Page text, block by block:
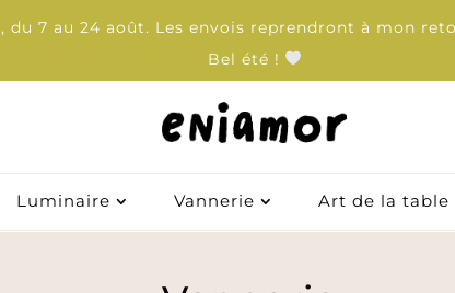
du 7 au 24 août. Les envois reprendront à mon
Bel été !
Luminaire Vannerie Art de la table
Luminaire Vannerie Art de la table